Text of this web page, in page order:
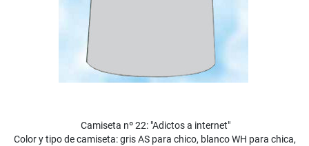
Camiseta nº 22: "Adictos a internet"
Color y tipo de camiseta: gris AS para chico, blanco WH para chica,